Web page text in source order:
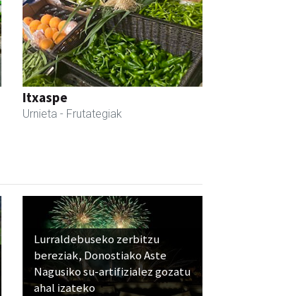
Itxaspe
Urnieta - Frutategiak
Lurraldebuseko zerbitzu
bereziak, Donostiako Aste
Nagusiko su-artifizialez gozatu
ahal izateko